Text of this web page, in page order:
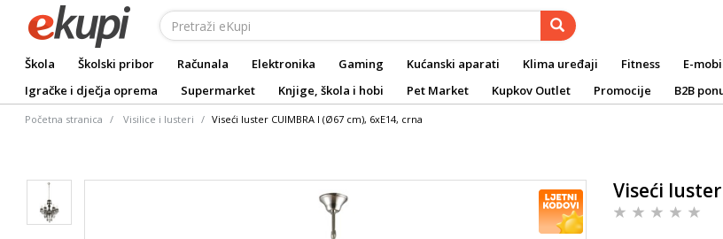
Škola Školski pribor Računala Elektronika Gaming Kućanski aparati Klima uređaji Fitness E-
Igračke i dječja oprema
Supermarket Knjige, škola i hobi Pet Market Kupkov Outlet Promocije B2B
Početna stranica Visilice i lusteri Viseći luster CUIMBRA I (Ø67 cm), 6xE14, crna
Viseći